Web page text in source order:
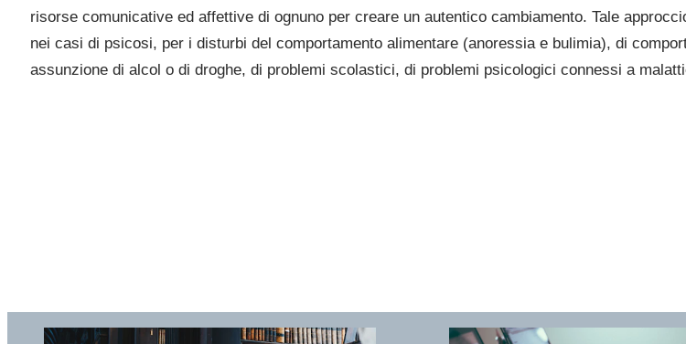
risorse comunicative ed affettive di ognuno per creare un autentico cambiamento. Tale
nei casi di psicosi, per i disturbi del comportamento alimentare (anoressia e bulimia), di
assunzione di alcol o di droghe, di problemi scolastici, di problemi psicologici connessi a